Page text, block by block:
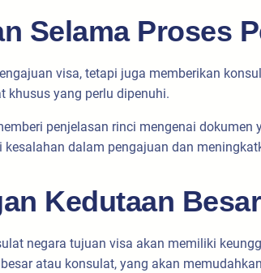
Selama Proses
visa, tetapi juga memberikan
khusus yang perlu dipenuhi.
penjelasan rinci mengenai
dalam pengajuan dan
Kedutaan
negara tujuan visa akan memiliki
atau konsulat, yang akan